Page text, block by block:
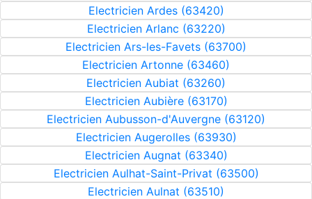
Electricien Ardes (63420)
Electricien Arlanc (63220)
Electricien Ars-les-Favets (63700)
Electricien Artonne (63460)
Electricien Aubiat (63260)
Electricien Aubière (63170)
Electricien Aubusson-d'Auvergne (63120)
Electricien Augerolles (63930)
Electricien Augnat (63340)
Electricien Aulhat-Saint-Privat (63500)
Electricien Aulnat (63510)